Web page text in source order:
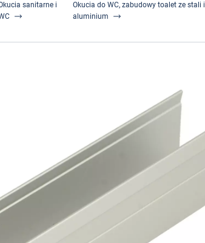
sanitarne i
Okucia do WC, zabudowy toalet ze stali i
aluminium